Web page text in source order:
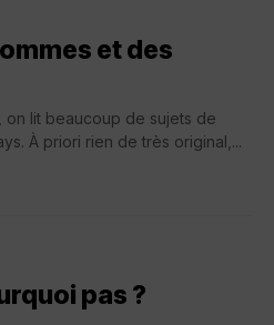
et des
on lit beaucoup de sujets de
À priori rien de très original,...
pas ?